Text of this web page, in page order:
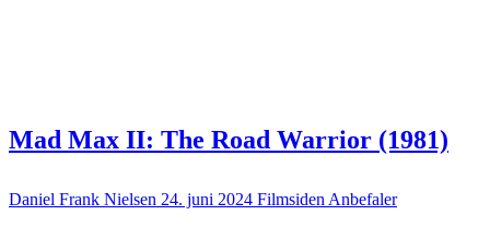
Mad Max II: The Road Warrior (1981)
Daniel Frank Nielsen 24. juni 2024 Filmsiden Anbefaler